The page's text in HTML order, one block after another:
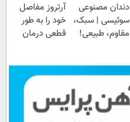
دندان مصنوعی
سوئیسی | سبک،
مقاوم، طبیعی!
اقساطی😍
آرتروز مفاصل
خود را به طور
قطعی درمان